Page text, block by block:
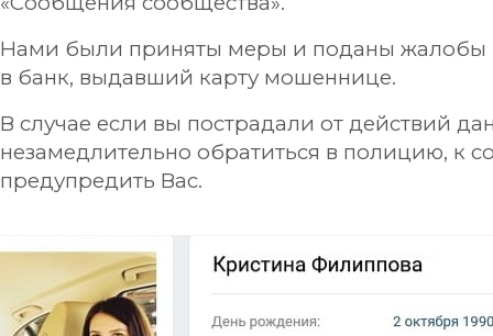
Нами были приняты меры и поданы жалобы в
в банк, выдавший карту мошеннице.
В случае если вы пострадали от действий
незамедлительно обратиться в полицию, к
предупредить Вас.